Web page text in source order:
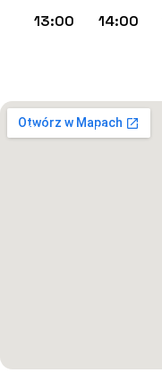
13:00
14:00
Otwórz w Mapach